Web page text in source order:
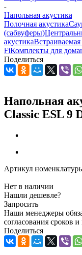
-
Напольная акустика
Полочная акустика
(сабвуферы)
акустикаВстраиваемая
FiКомплекты для
Поделиться
Напольная
Classic ESL 9
Артикул
Нет в наличии
Нашли дешевле?
Запросить
Наши менеджеры
согласования сроков
Поделиться